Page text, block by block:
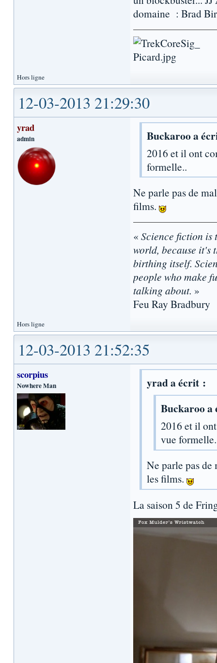
domaine : Brad
Hors ligne
12-03-2013 21:29:30
yrad
admin Buckaroo a
2016 et il ont
formelle..
Ne parle pas de
films.
« Science fiction is
world, because it's
birthing itself.
people who make
talking about. »
Feu Ray Bradbury
Hors ligne
12-03-2013 21:52:35
scorpius
Nowhere Man
yrad a écrit :
Buckaroo
2016 et il
vue
Ne parle pas de
les films.
La saison 5 de